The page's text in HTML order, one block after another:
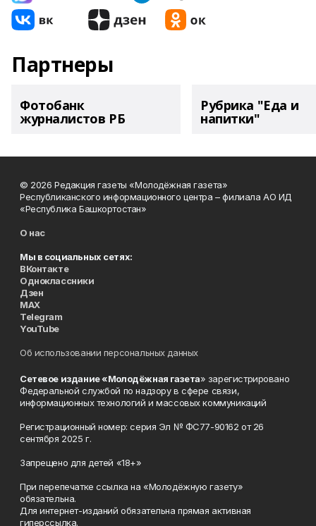
Партнеры
Фотобанк
журналистов РБ
Рубрика "Еда и
напитки"
© 2026 Редакция газеты «Молодёжная газета»
Республиканского информационного центра – филиала АО ИД
«Республика Башкортостан»
О нас
Мы в социальных сетях:
ВКонтакте
Одноклассники
Дзен
MAX
Telegram
YouTube
Об использовании персональных данных
Сетевое издание «Молодёжная газета» зарегистрировано
Федеральной службой по надзору в сфере связи,
информационных технологий и массовых коммуникаций
Регистрационный номер: серия Эл № ФС77-90162 от 26
сентября 2025 г.
Запрещено для детей «18+»
При перепечатке ссылка на «Молодёжную газету»
обязательна.
Для интернет-изданий обязательна прямая активная
гиперссылка.